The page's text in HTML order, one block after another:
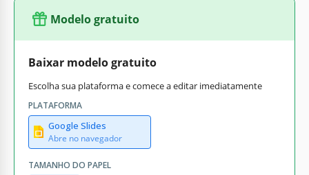
Modelo gratuito
Baixar modelo gratuito
Escolha sua plataforma e comece a editar imediatamente
PLATAFORMA
Google Slides
Abre no navegador
TAMANHO DO PAPEL